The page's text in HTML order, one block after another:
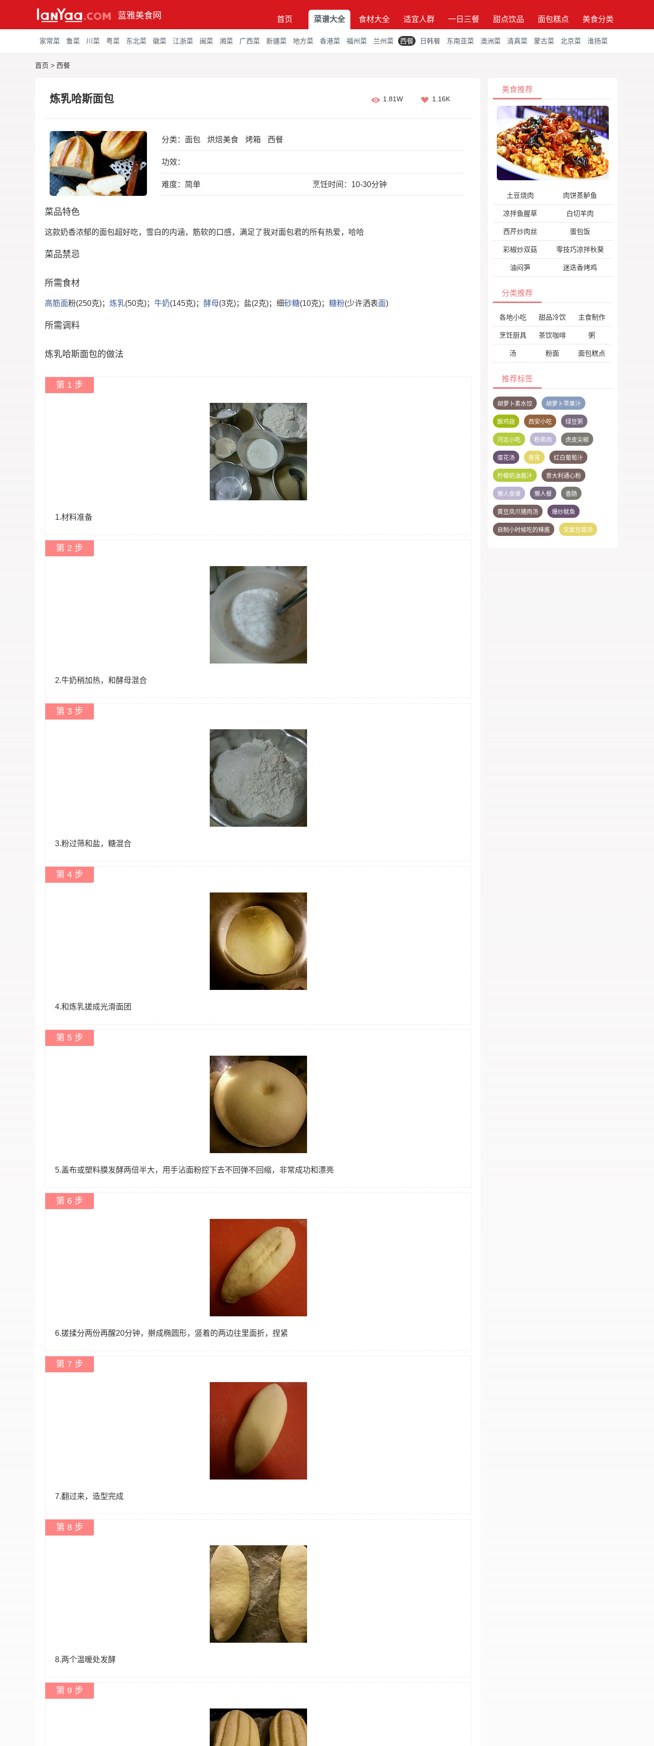
蓝雅美食网 首页 菜谱大全 食材大全 适宜人群 一日三餐 甜点饮品 面包糕点 美食分类
家常菜 鲁菜 川菜 粤菜 东北菜 徽菜 江浙菜 闽菜 湘菜 广西菜 新疆菜 地方菜 香港菜 福州菜 兰州菜 西餐 日韩餐 东南亚菜 澳洲菜 清真菜 蒙古菜 北京菜 淮扬菜
首页 > 西餐
炼乳哈斯面包 1.81W 1.16K
分类： 面包 烘焙美食 烤箱 西餐
功效：
难度：简单 烹饪时间：10-30分钟
菜品特色
这款奶香浓郁的面包超好吃，雪白的内涵，筋软的口感，满足了我对面包君的所有热爱，哈哈
菜品禁忌
所需食材
高筋面粉(250克)； 炼乳(50克)； 牛奶(145克)； 酵母(3克)；盐(2克)；细砂糖(10克)； 糖粉(少许洒表面)
所需调料
炼乳哈斯面包的做法
第 1 步
1.材料准备
第 2 步
2.牛奶稍加热，和酵母混合
第 3 步
3.粉过筛和盐，糖混合
第 4 步
4.和炼乳搓成光滑面团
第 5 步
5.盖布或塑料膜发酵两倍半大，用手沾面粉控下去不回弹不回缩，非常成功和漂亮
第 6 步
6.搓揉分两份再醒20分钟，擀成椭圆形，竖着的两边往里面折，捏紧
第 7 步
7.翻过来，造型完成
第 8 步
8.两个温暖处发酵
第 9 步
美食推荐
土豆烧肉 肉饼蒸鲈鱼
凉拌鱼腥草 白切羊肉
西芹炒肉丝 蛋包饭
彩椒炒双菇 零技巧凉拌秋葵
油闷笋 迷迭香烤鸡
分类推荐
各地小吃 甜品冷饮 主食制作
烹饪厨具 茶饮咖啡 粥
汤 粉面 面包糕点
推荐标签
胡萝卜素水饺 胡萝卜苹果汁
酿鸡翅 西安小吃 绿豆粥
河北小吃 粉蒸肉 虎皮尖椒
蛋花汤 夜宵 红白葡萄汁
柠檬奶油酱汁 意大利通心粉
懒人食谱 懒人餐 香肠
黄豆凤爪猪肉汤 爆炒鱿鱼
自制小时候吃的辣酱 文蛤豆腐汤